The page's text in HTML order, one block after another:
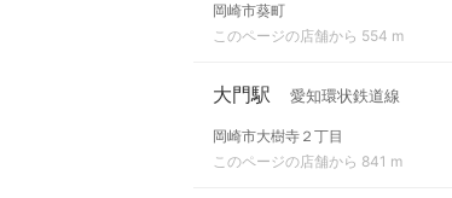
岡崎市葵町
このページの店舗から 554 m
大門駅 愛知環状鉄道線
岡崎市大樹寺２丁目
このページの店舗から 841 m